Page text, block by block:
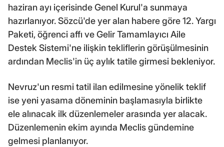
haziran ayı içerisinde Genel Kurul'a sunmaya
hazırlanıyor. Sözcü'de yer alan habere göre 12. Yargı
Paketi, öğrenci affı ve Gelir Tamamlayıcı Aile
Destek Sistemi'ne ilişkin tekliflerin görüşülmesinin
ardından Meclis'in üç aylık tatile girmesi bekleniyor.
Nevruz'un resmi tatil ilan edilmesine yönelik teklif
ise yeni yasama döneminin başlamasıyla birlikte
ele alınacak ilk düzenlemeler arasında yer alacak.
Düzenlemenin ekim ayında Meclis gündemine
gelmesi planlanıyor.